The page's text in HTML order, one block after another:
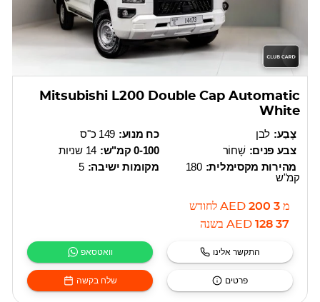
Mitsubishi L200 Double Cap Automatic
White
כח מנוע: 149 כ"ס
0-100 קמ"ש:
14 שניות
מקומות ישיבה: 5
צֶבַע: לבן
צבע פנים: שָׁחוֹר
מהירות מקסימלית: 180
קמ"ש
מ 3 200
AED לחודש
37 128
AED בשנה
וואטסאפ התקשר אלינו
שלח בקשה פרטים